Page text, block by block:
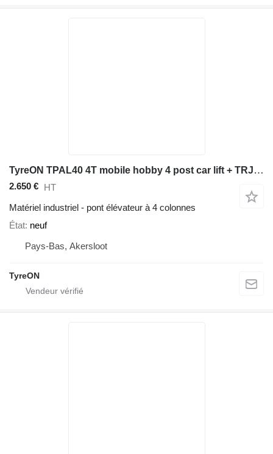
TyreON TPAL40 4T mobile hobby 4 post car lift + TRJ20MLP 2T hydraulic a
2.650 € HT
Matériel industriel - pont élévateur à 4 colonnes
État neuf
Pays-Bas, Akersloot
TyreON